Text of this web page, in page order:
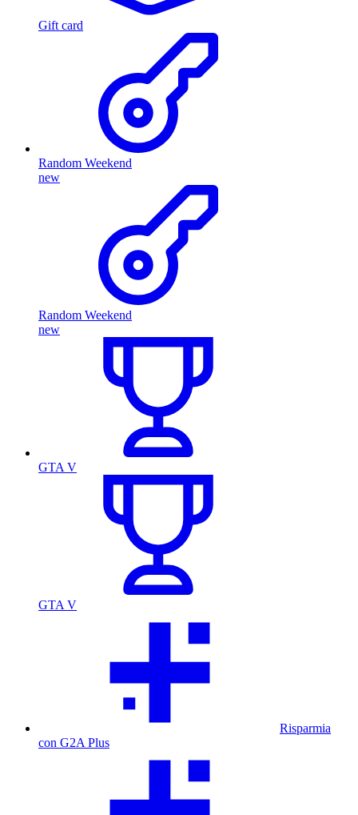
Gift card
Random Weekend
new
Random Weekend
new
GTA V
GTA V
Risparmia
con G2A Plus